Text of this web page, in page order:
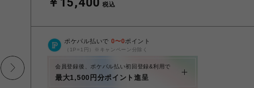
税込
ポケパル払いで 0〜0ポイント
（1P=1円）※キャンペーン分除く
会員登録後、ポケパル払い初回登録&利用で
最大1,500円分ポイント進呈